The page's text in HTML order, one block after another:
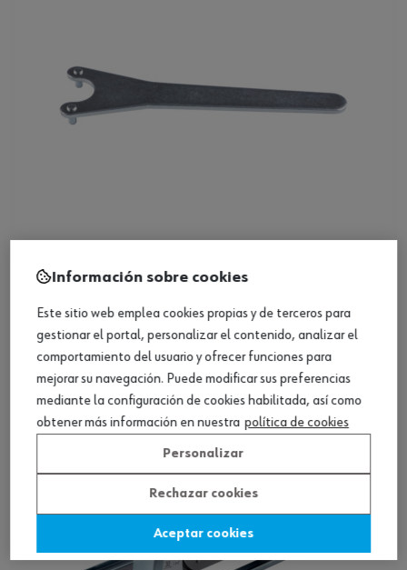
Llave de espigas para radial angular
Ver producto
Información sobre cookies
Este sitio web emplea cookies propias y de terceros para
gestionar el portal, personalizar el contenido, analizar el
comportamiento del usuario y ofrecer funciones para
mejorar su navegación. Puede modificar sus preferencias
mediante la configuración de cookies habilitada, así como
obtener más información en nuestra política de cookies
Personalizar
Rechazar cookies
Aceptar cookies